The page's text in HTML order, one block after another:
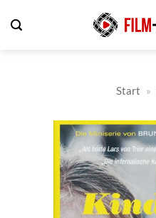
Inhalt
Start »